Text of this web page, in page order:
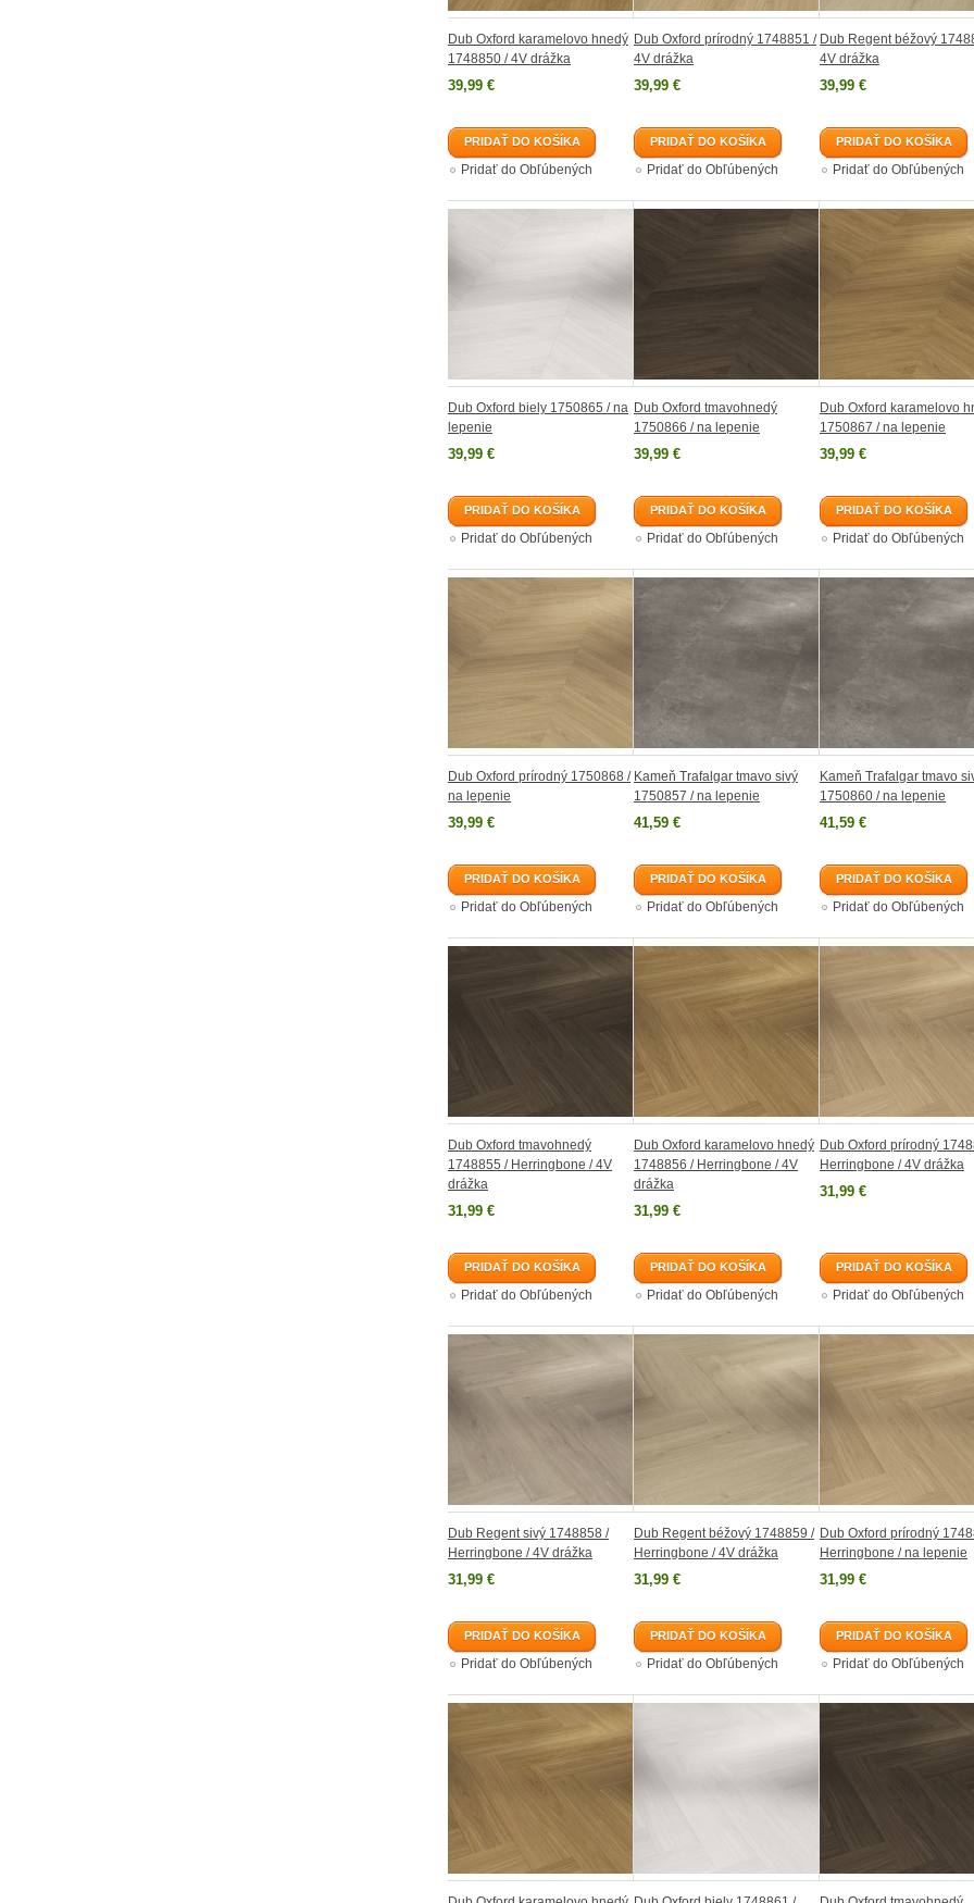
Dub Oxford karamelovo hnedý
1748850 / 4V drážka
39,99 €
PRIDAŤ DO KOŠÍKA
Pridať do Obľúbených
Dub Oxford prírodný 1748851 /
4V drážka
39,99 €
PRIDAŤ DO KOŠÍKA
Pridať do Obľúbených
Dub Regent béžový
4V drážka
39,99 €
PRIDAŤ DO KOŠÍKA
Pridať do Obľúbených
Dub Oxford biely 1750865 / na
lepenie
39,99 €
PRIDAŤ DO KOŠÍKA
Pridať do Obľúbených
Dub Oxford tmavohnedý
1750866 / na lepenie
39,99 €
PRIDAŤ DO KOŠÍKA
Pridať do Obľúbených
Dub Oxford karamelovo
1750867 / na lepenie
39,99 €
PRIDAŤ DO KOŠÍKA
Pridať do Obľúbených
Dub Oxford prírodný 1750868 /
na lepenie
39,99 €
PRIDAŤ DO KOŠÍKA
Pridať do Obľúbených
Kameň Trafalgar tmavo sivý
1750857 / na lepenie
41,59 €
PRIDAŤ DO KOŠÍKA
Pridať do Obľúbených
Kameň Trafalgar tmavo
1750860 / na lepenie
41,59 €
PRIDAŤ DO KOŠÍKA
Pridať do Obľúbených
Dub Oxford tmavohnedý
1748855 / Herringbone / 4V
drážka
31,99 €
PRIDAŤ DO KOŠÍKA
Pridať do Obľúbených
Dub Oxford karamelovo hnedý
1748856 / Herringbone / 4V
drážka
31,99 €
PRIDAŤ DO KOŠÍKA
Pridať do Obľúbených
Dub Oxford prírodný
Herringbone / 4V drážka
31,99 €
PRIDAŤ DO KOŠÍKA
Pridať do Obľúbených
Dub Regent sivý 1748858 /
Herringbone / 4V drážka
31,99 €
PRIDAŤ DO KOŠÍKA
Pridať do Obľúbených
Dub Regent béžový 1748859 /
Herringbone / 4V drážka
31,99 €
PRIDAŤ DO KOŠÍKA
Pridať do Obľúbených
Dub Oxford prírodný
Herringbone / na lepenie
31,99 €
PRIDAŤ DO KOŠÍKA
Pridať do Obľúbených